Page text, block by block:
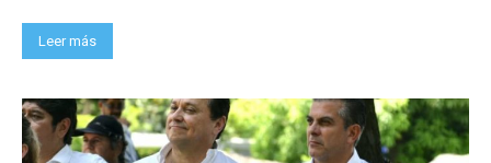
Leer más